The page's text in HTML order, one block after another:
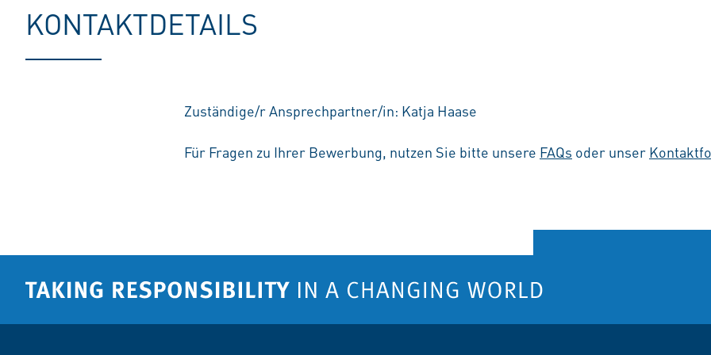
KONTAKTDETAILS
Zuständige/r Ansprechpartner/in: Katja Haase
Für Fragen zu Ihrer Bewerbung, nutzen Sie bitte unsere FAQs oder unser